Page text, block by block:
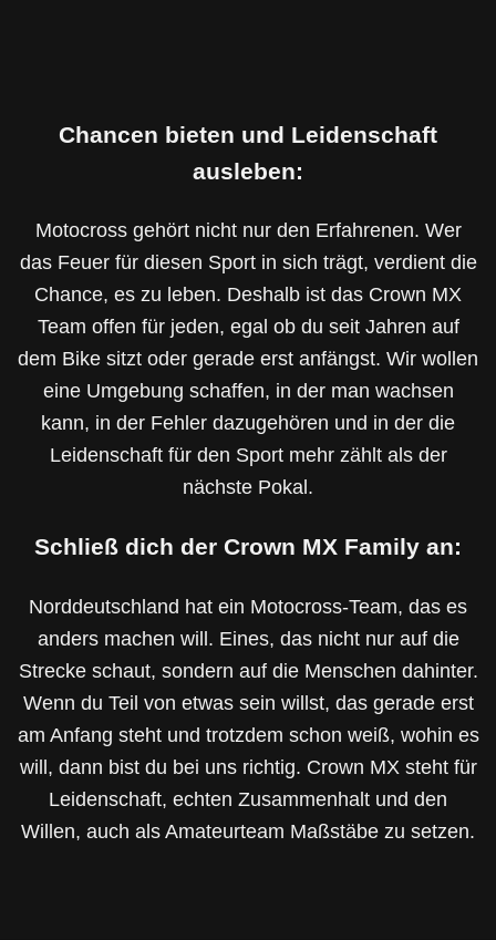
Chancen bieten und Leidenschaft
ausleben:
Motocross gehört nicht nur den Erfahrenen. Wer
das Feuer für diesen Sport in sich trägt, verdient die
Chance, es zu leben. Deshalb ist das Crown MX
Team offen für jeden, egal ob du seit Jahren auf
dem Bike sitzt oder gerade erst anfängst. Wir wollen
eine Umgebung schaffen, in der man wachsen
kann, in der Fehler dazugehören und in der die
Leidenschaft für den Sport mehr zählt als der
nächste Pokal.
Schließ dich der Crown MX Family an:
Norddeutschland hat ein Motocross-Team, das es
anders machen will. Eines, das nicht nur auf die
Strecke schaut, sondern auf die Menschen dahinter.
Wenn du Teil von etwas sein willst, das gerade erst
am Anfang steht und trotzdem schon weiß, wohin es
will, dann bist du bei uns richtig. Crown MX steht für
Leidenschaft, echten Zusammenhalt und den
Willen, auch als Amateurteam Maßstäbe zu setzen.